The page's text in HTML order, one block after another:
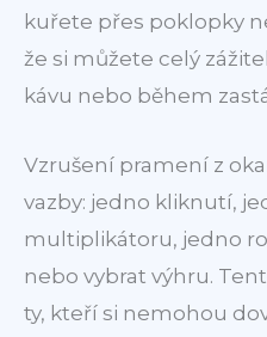
kuřete přes poklopky
že si můžete celý
kávu nebo během
Vzrušení pramení z
vazby: jedno kliknutí,
multiplikátoru, jedno
nebo vybrat výhru.
ty, kteří si nemohou